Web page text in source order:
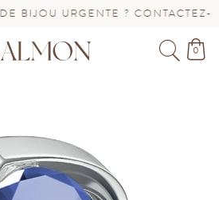
URGENTE ? CONTACTEZ-
0